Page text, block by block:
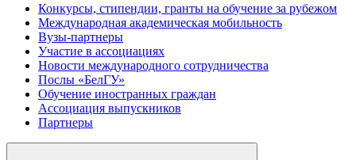
Конкурсы, стипендии, гранты на обучение за рубежом
Международная академическая мобильность
Вузы-партнеры
Участие в ассоциациях
Новости международного сотрудничества
Послы «БелГУ»
Обучение иностранных граждан
Ассоциация выпускников
Партнеры